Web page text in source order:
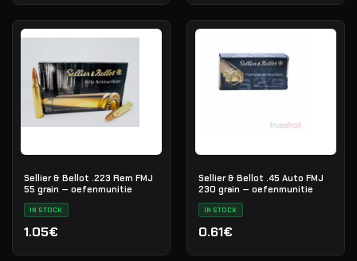
Sellier & Bellot .223 Rem FMJ
55 grain — oefenmunitie
IN STOCK
1.05€
Sellier & Bellot .45 Auto FMJ
230 grain — oefenmunitie
IN STOCK
0.61€